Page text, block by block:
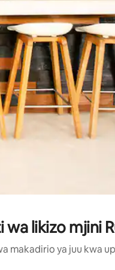
wa likizo
makadirio ya juu kwa